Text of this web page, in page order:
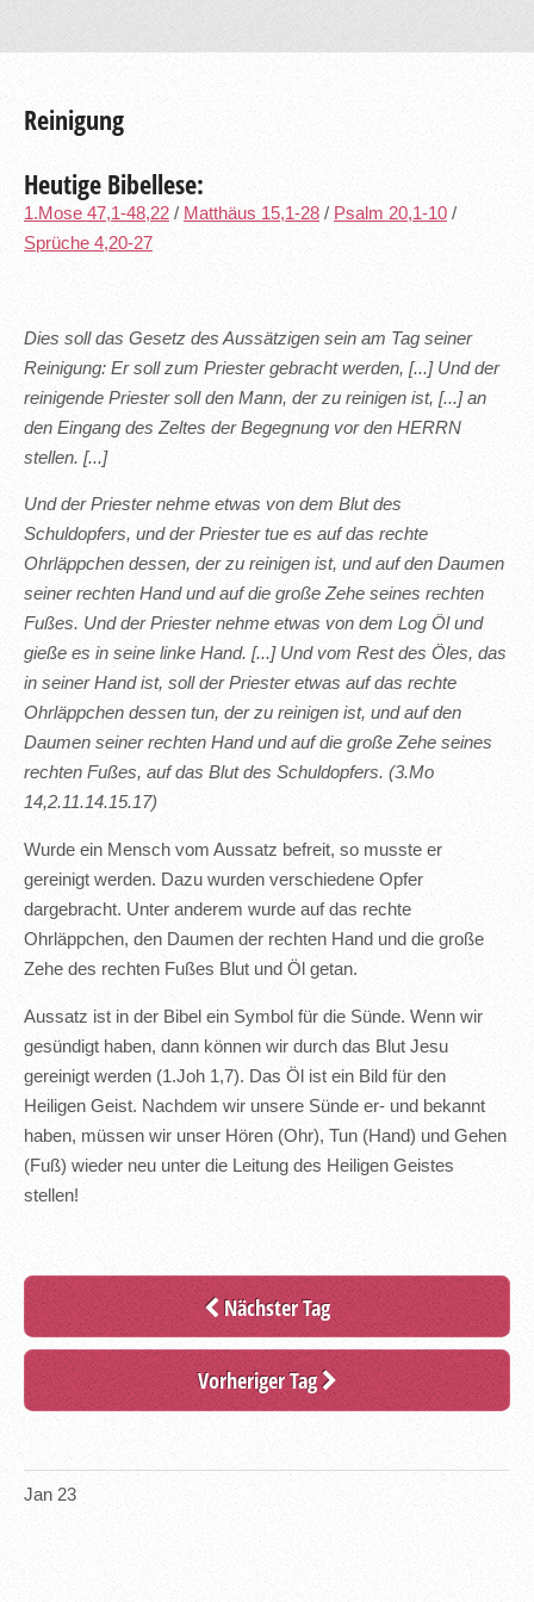
Reinigung
Jan 23
Heutige Bibellese:
1.Mose 47,1-48,22 / Matthäus 15,1-28 / Psalm 20,1-10 /
Sprüche 4,20-27
Dies soll das Gesetz des Aussätzigen sein am Tag seiner
Reinigung: Er soll zum Priester gebracht werden, [...] Und der
reinigende Priester soll den Mann, der zu reinigen ist, [...] an
den Eingang des Zeltes der Begegnung vor den HERRN
stellen. [...]
Und der Priester nehme etwas von dem Blut des
Schuldopfers, und der Priester tue es auf das rechte
Ohrläppchen dessen, der zu reinigen ist, und auf den Daumen
seiner rechten Hand und auf die große Zehe seines rechten
Fußes. Und der Priester nehme etwas von dem Log Öl und
gieße es in seine linke Hand. [...] Und vom Rest des Öles, das
in seiner Hand ist, soll der Priester etwas auf das rechte
Ohrläppchen dessen tun, der zu reinigen ist, und auf den
Daumen seiner rechten Hand und auf die große Zehe seines
rechten Fußes, auf das Blut des Schuldopfers. (3.Mo
14,2.11.14.15.17)
Wurde ein Mensch vom Aussatz befreit, so musste er
gereinigt werden. Dazu wurden verschiedene Opfer
dargebracht. Unter anderem wurde auf das rechte
Ohrläppchen, den Daumen der rechten Hand und die große
Zehe des rechten Fußes Blut und Öl getan.
Aussatz ist in der Bibel ein Symbol für die Sünde. Wenn wir
gesündigt haben, dann können wir durch das Blut Jesu
gereinigt werden (1.Joh 1,7). Das Öl ist ein Bild für den
Heiligen Geist. Nachdem wir unsere Sünde er- und bekannt
haben, müssen wir unser Hören (Ohr), Tun (Hand) und Gehen
(Fuß) wieder neu unter die Leitung des Heiligen Geistes
stellen!
Nächster Tag
Vorheriger Tag